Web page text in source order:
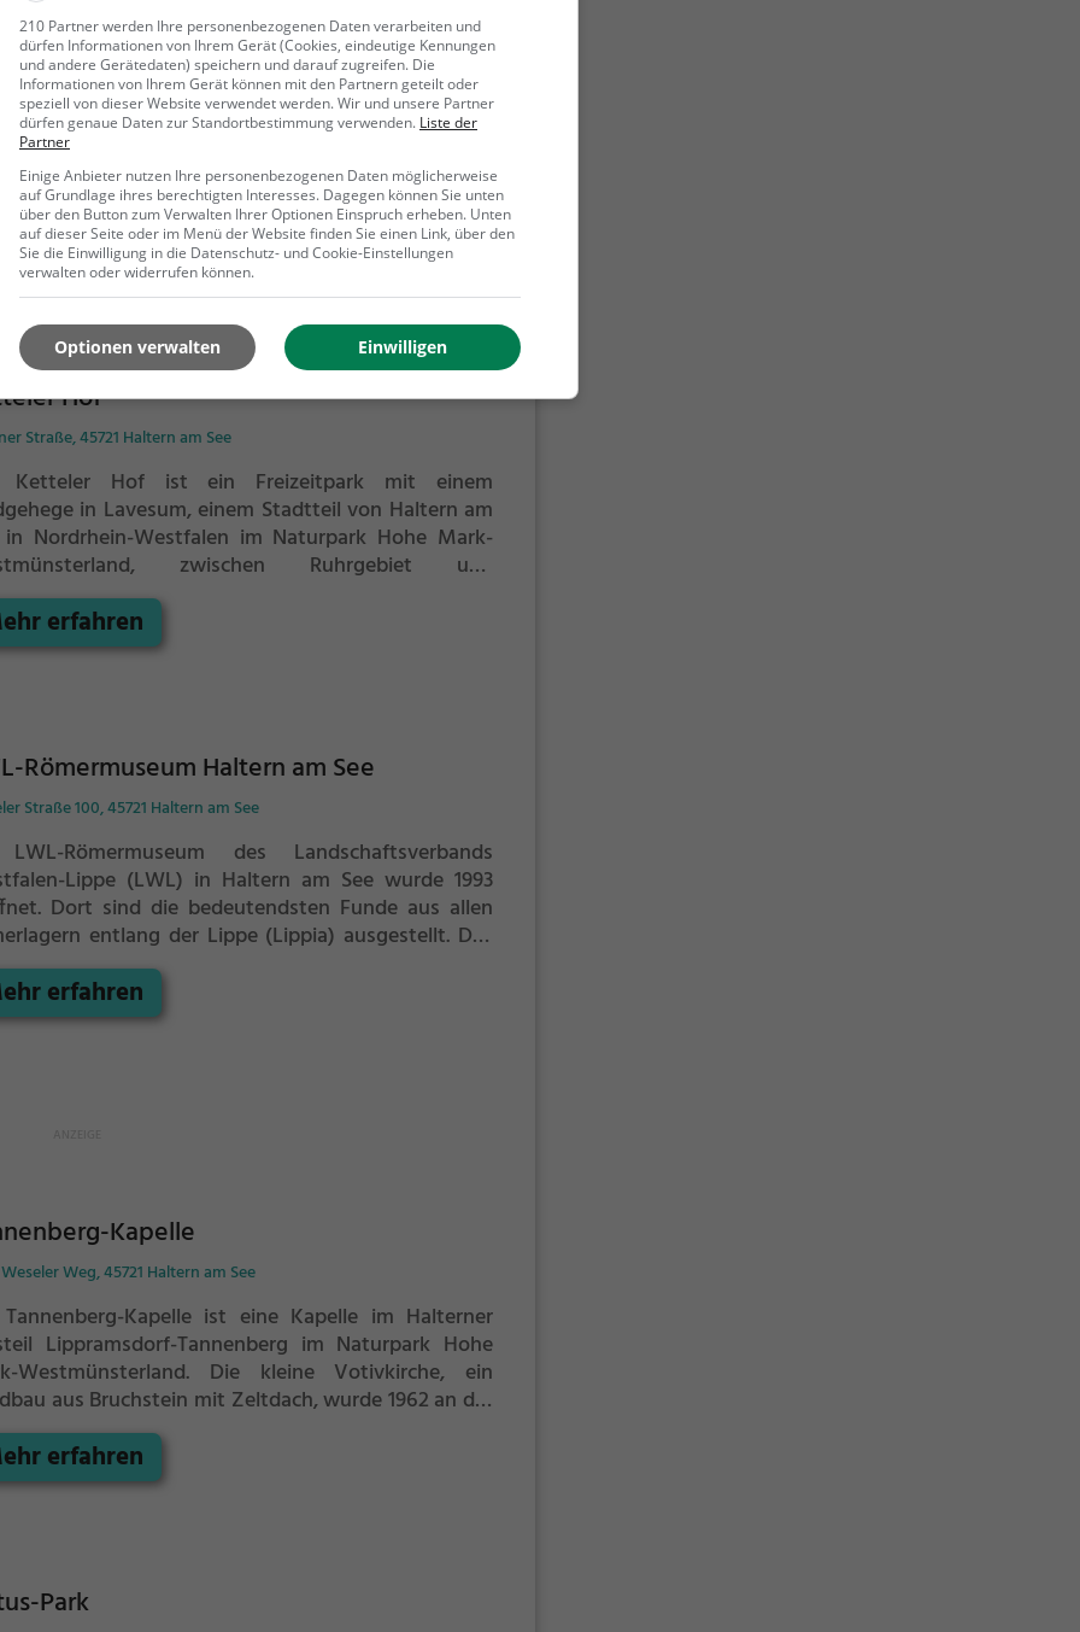
Ketteler Hof ist ein Freizeitpark in Haltern am
Mit zahlreichen Fahrgeschäften und Attraktionen ist
Freizeitpark Ketteler Hof ein toller Ort für die ganze
und ein schönes Ziel für einen Tagesausflug. Im
Ketteler Hof findest du unter anderem diese
Mehr erfahren
Hof
Straße, 45721 Haltern am See
Ketteler Hof ist ein Freizeitpark mit einem
in Lavesum, einem Stadtteil von Haltern am
in Nordrhein-Westfalen im Naturpark Hohe Mark-
zwischen Ruhrgebiet und
Im Freizeitpark werden auf 115.000 m²
vor allem für Kinder angeboten. Er nennt
selbst Mit-Mach-Erlebnispark und setzt seine
erfahren
Römermuseum Haltern am See
Straße 100, 45721 Haltern am See
Römermuseum des Landschaftsverbands
Lippe (LWL) in Haltern am See wurde 1993
Dort sind die bedeutendsten Funde aus allen
entlang der Lippe (Lippia) ausgestellt. Das
Haltern war während der Feldzüge in
magna einer der wichtigsten Stützpunkte des
Reiches. Zu Beginn des 1. Jahrhunderts n. Chr.
erfahren
Kapelle
Weg, 45721 Haltern am See
Kapelle ist eine Kapelle im Halterner
Lippramsdorf-Tannenberg im Naturpark Hohe
Westmünsterland. Die kleine Votivkirche, ein
aus Bruchstein mit Zeltdach, wurde 1962 an der
eines 1614 erstmals erwähnten Vorgängerbaus
und ist zu Ehren der heiligen Anna geweiht. Sie
zur Pfarrei St. Sixtus Haltern am See im
erfahren
Park
210 Partner werden Ihre personenbezogenen Daten verarbeiten und
dürfen Informationen von Ihrem Gerät (Cookies, eindeutige Kennungen
und andere Gerätedaten) speichern und darauf zugreifen. Die
Informationen von Ihrem Gerät können mit den Partnern geteilt oder
speziell von dieser Website verwendet werden. Wir und unsere Partner
dürfen genaue Daten zur Standortbestimmung verwenden. Liste der
Partner
Einige Anbieter nutzen Ihre personenbezogenen Daten möglicherweise
auf Grundlage ihres berechtigten Interesses. Dagegen können Sie unten
über den Button zum Verwalten Ihrer Optionen Einspruch erheben. Unten
auf dieser Seite oder im Menü der Website finden Sie einen Link, über den
Sie die Einwilligung in die Datenschutz- und Cookie-Einstellungen
verwalten oder widerrufen können.
Einwilligen
Optionen verwalten